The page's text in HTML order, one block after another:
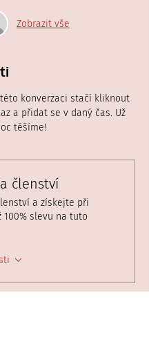
Zobrazit vše
konverzaci stačí kliknout
a přidat se v daný čas. Už
těšíme!
členství
a získejte při
100% slevu na tuto